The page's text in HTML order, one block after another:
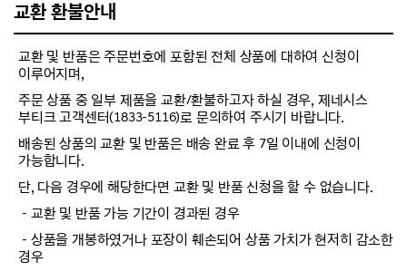
교환 환불안내
교환 및 반품은 주문번호에 포함된 전체 상품에 대하여 신청이
이루어지며,
주문 상품 중 일부 제품을 교환/환불하고자 하실 경우, 제네시스
부티크 고객센터(1833-5116)로 문의하여 주시기 바랍니다.
배송된 상품의 교환 및 반품은 배송 완료 후 7일 이내에 신청이
가능합니다.
단, 다음 경우에 해당한다면 교환 및 반품 신청을 할 수 없습니다.
－교환 및 반품 가능 기간이 경과된 경우
－상품을 개봉하였거나 포장이 훼손되어 상품 가치가 현저히 감소한
경우